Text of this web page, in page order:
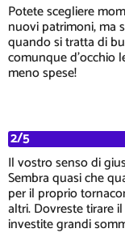
Potete scegliere
nuovi patrimoni, ma
quando si tratta di
comunque d'occhio
meno spese!
2/5
Il vostro senso di
Sembra quasi che
per il proprio
altri. Dovreste tirare
investite grandi